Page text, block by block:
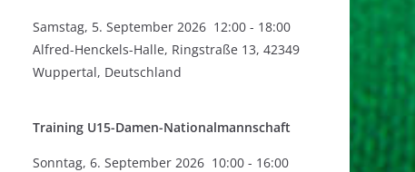
Samstag, 5. September 2026 12:00 - 18:00
Alfred-Henckels-Halle, Ringstraße 13, 42349
Wuppertal, Deutschland
Training U15-Damen-Nationalmannschaft
Sonntag, 6. September 2026 10:00 - 16:00